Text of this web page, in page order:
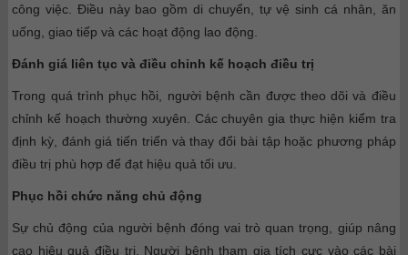
công việc. Điều này bao gồm di chuyển, tự vệ sinh cá nhân, ăn
uống, giao tiếp và các hoạt động lao động.
Đánh giá liên tục và điều chỉnh kế hoạch điều trị
Trong quá trình phục hồi, người bệnh cần được theo dõi và điều
chỉnh kế hoạch thường xuyên. Các chuyên gia thực hiện kiểm tra
định kỳ, đánh giá tiến triển và thay đổi bài tập hoặc phương pháp
điều trị phù hợp để đạt hiệu quả tối ưu.
Phục hồi chức năng chủ động
Sự chủ động của người bệnh đóng vai trò quan trọng, giúp nâng
cao hiệu quả điều trị. Người bệnh tham gia tích cực vào các bài